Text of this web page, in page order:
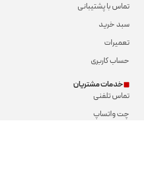
تماس با پشتیبانی
سبد خرید
تعمیرات
حساب کاربری
خدمات مشتریان
تماس تلفنی
چت واتساپ